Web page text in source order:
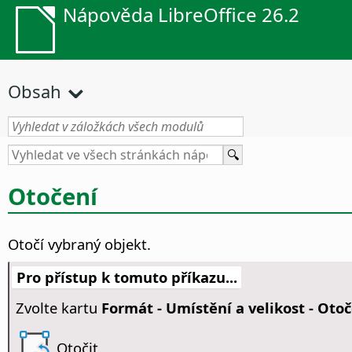
Nápověda LibreOffice 26.2
Obsah
Otočení
Otočí vybraný objekt.
Pro přístup k tomuto příkazu...
Zvolte kartu Formát - Umístění a velikost -
Otočit